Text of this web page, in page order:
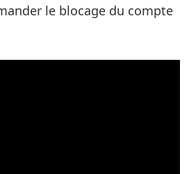
le blocage du compte